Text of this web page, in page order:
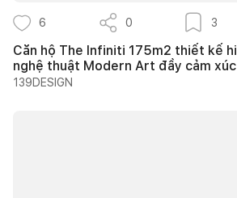
6 0 3
Căn hộ The Infiniti 175m2 thiết kế
nghệ thuật Modern Art đầy cảm xúc
139DESIGN